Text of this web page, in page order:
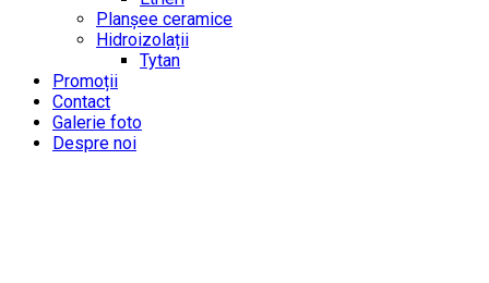
Planșee ceramice
Hidroizolații
Tytan
Promoții
Contact
Galerie foto
Despre noi